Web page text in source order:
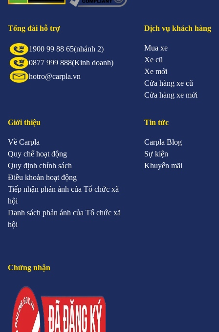
Tổng đài hỗ trợ
1900 99 88 65(nhánh 2)
0877 999 888(Kinh doanh)
hotro@carpla.vn
Dịch vụ khách hàng
Mua xe
Xe cũ
Xe mới
Cửa hàng xe cũ
Cửa hàng xe mới
Giới thiệu
Về Carpla
Quy chế hoạt động
Quy định chính sách
Điều khoản hoạt động
Tiếp nhận phản ánh của Tổ chức xã
hội
Danh sách phản ánh của Tổ chức xã
hội
Tin tức
Carpla Blog
Sự kiện
Khuyến mãi
Chứng nhận